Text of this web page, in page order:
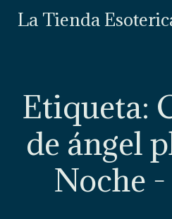
al
La Tienda
Etiqueta:
de ángel
Noche